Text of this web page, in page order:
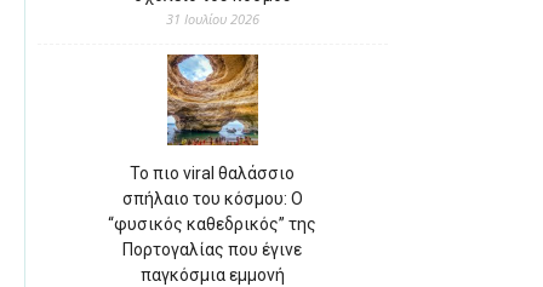
31 Ιουλίου 2026
Το πιο viral θαλάσσιο
σπήλαιο του κόσμου: Ο
“φυσικός καθεδρικός” της
Πορτογαλίας που έγινε
παγκόσμια εμμονή